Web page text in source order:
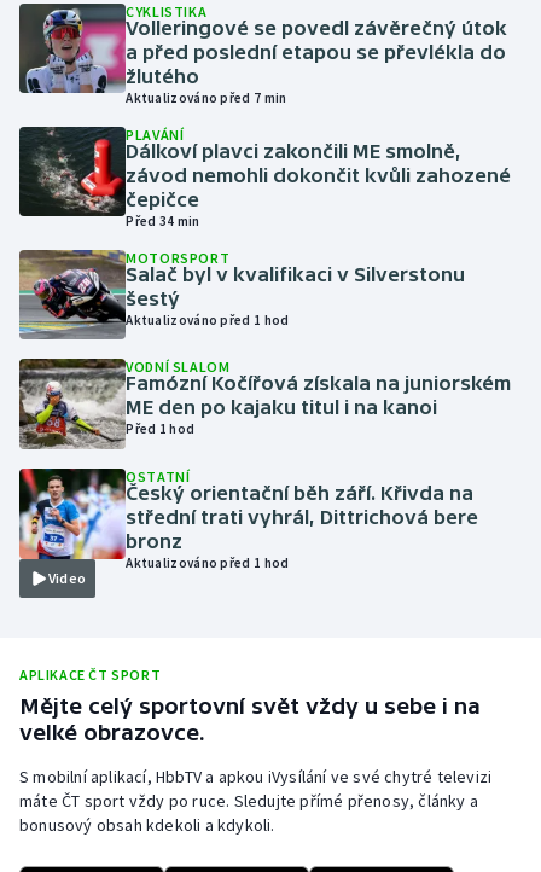
Jezdectví
Judo
Krasobruslení
Lezení
Lyže a snowboard
Moderní pětiboj
Motorsport
Olympijské hry
Parasport
Plavání
Plážový volejbal
Rychlobruslení
Rychlostní kanoistika
Short track
CYKLISTIKA
Volleringové se povedl závěrečný útok
a před poslední etapou se převlékla do
žlutého
Aktualizováno před 7 min
PLAVÁNÍ
Dálkoví plavci zakončili ME smolně,
závod nemohli dokončit kvůli zahozené
čepičce
Před 34 min
MOTORSPORT
Salač byl v kvalifikaci v Silverstonu
šestý
Aktualizováno před 1 hod
VODNÍ SLALOM
Famózní Kočířová získala na juniorském
ME den po kajaku titul i na kanoi
Před 1 hod
Video
OSTATNÍ
Český orientační běh září. Křivda na
střední trati vyhrál, Dittrichová bere
bronz
Aktualizováno před 1 hod
APLIKACE ČT SPORT
Mějte celý sportovní svět vždy u sebe i na
velké obrazovce.
S mobilní aplikací, HbbTV a apkou iVysílání ve své chytré televizi
máte ČT sport vždy po ruce. Sledujte přímé přenosy, články a
bonusový obsah kdekoli a kdykoli.